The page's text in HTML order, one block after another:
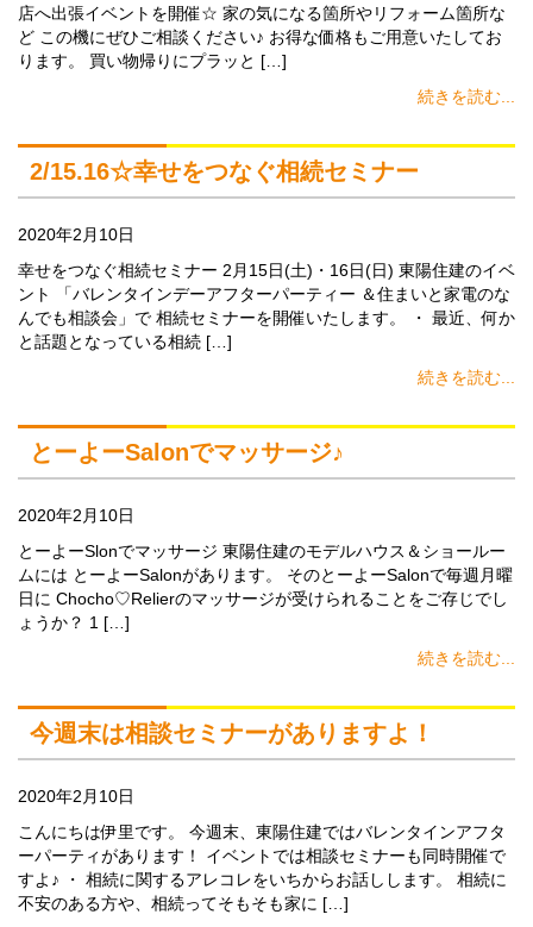
店へ出張イベントを開催☆ 家の気になる箇所やリフォーム箇所な
ど この機にぜひご相談ください♪ お得な価格もご用意いたしてお
ります。 買い物帰りにプラッと […]
続きを読む...
2/15.16☆幸せをつなぐ相続セミナー
2020年2月10日
幸せをつなぐ相続セミナー 2月15日(土)・16日(日) 東陽住建のイベ
ント 「バレンタインデーアフターパーティー ＆住まいと家電のな
んでも相談会」で 相続セミナーを開催いたします。 ・ 最近、何か
と話題となっている相続 […]
続きを読む...
とーよーSalonでマッサージ♪
2020年2月10日
とーよーSlonでマッサージ 東陽住建のモデルハウス＆ショールー
ムには とーよーSalonがあります。 そのとーよーSalonで毎週月曜
日に Chocho♡Relierのマッサージが受けられることをご存じでし
ょうか？ 1 […]
続きを読む...
今週末は相談セミナーがありますよ！
2020年2月10日
こんにちは伊里です。 今週末、東陽住建ではバレンタインアフタ
ーパーティがあります！ イベントでは相談セミナーも同時開催で
すよ♪ ・ 相続に関するアレコレをいちからお話しします。 相続に
不安のある方や、相続ってそもそも家に […]